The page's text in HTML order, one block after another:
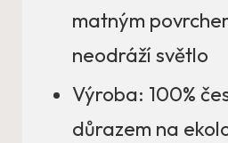
matným
neodráží světlo
Výroba: 100%
důrazem na